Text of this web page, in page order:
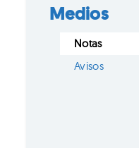
Medios
Notas
Avisos